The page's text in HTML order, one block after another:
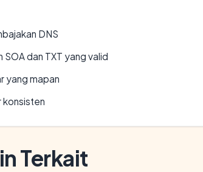
DNS
dan TXT yang valid
yang mapan
konsisten
Terkait